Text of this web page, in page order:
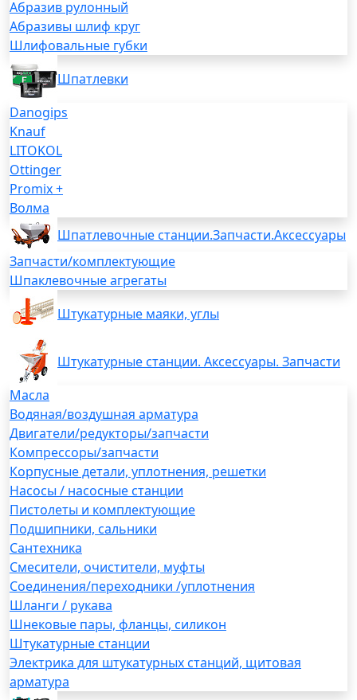
Абразив рулонный
Абразивы шлиф круг
Шлифовальные губки
Шпатлевки
Danogips
Knauf
LITOKOL
Ottinger
Promix +
Волма
Шпатлевочные станции.Запчасти.Аксессуары
Запчасти/комплектующие
Шпаклевочные агрегаты
Штукатурные маяки, углы
Штукатурные станции. Аксессуары. Запчасти
Масла
Водяная/воздушная арматура
Двигатели/редукторы/запчасти
Компрессоры/запчасти
Корпусные детали, уплотнения, решетки
Насосы / насосные станции
Пистолеты и комплектующие
Подшипники, сальники
Сантехника
Смесители, очистители, муфты
Соединения/переходники /уплотнения
Шланги / рукава
Шнековые пары, фланцы, силикон
Штукатурные станции
Электрика для штукатурных станций, щитовая
арматура